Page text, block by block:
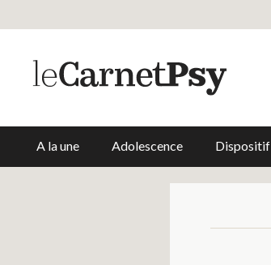
A la une Adolescence Dispositif